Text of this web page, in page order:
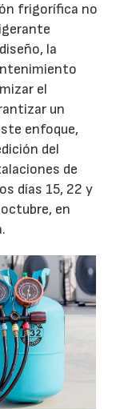
frigorífica no
la
el
un
enfoque,
del
de
días 15, 22 y
en